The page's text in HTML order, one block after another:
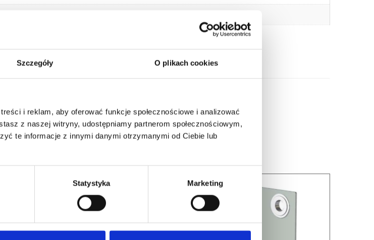
Szczegóły O plikach cookies
i reklam, aby oferować funkcje społecznościowe i analizować
z naszej witryny, udostępniamy partnerom społecznościowym,
te informacje z innymi danymi otrzymanymi od Ciebie lub
Statystyka Marketing
PRODUCTS